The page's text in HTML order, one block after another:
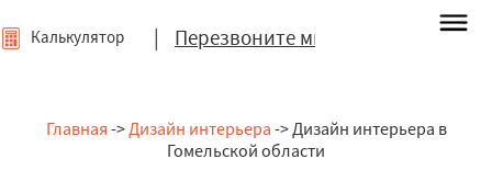
| Перезвоните мне
Калькулятор
Главная ->Дизайн интерьера -> Дизайн интерьера в
Гомельской области